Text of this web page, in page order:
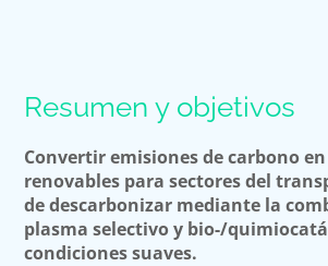
Resumen y objetivos
Convertir emisiones de carbono
renovables para sectores del
de descarbonizar mediante la
plasma selectivo y bio-/
condiciones suaves.